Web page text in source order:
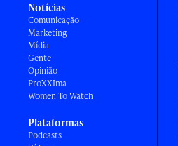
Notícias
Comunicação
Marketing
Mídia
Gente
Opinião
ProXXIma
Women To Watch
Plataformas
Podcasts